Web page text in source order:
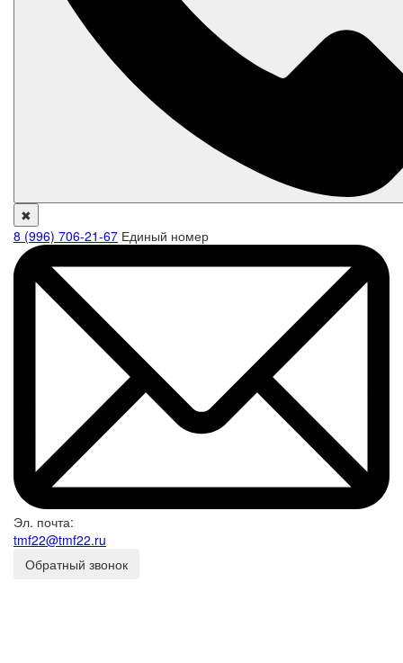
✖
8 (996) 706-21-67 Единый номер
Эл. почта:
tmf22@tmf22.ru
Обратный звонок